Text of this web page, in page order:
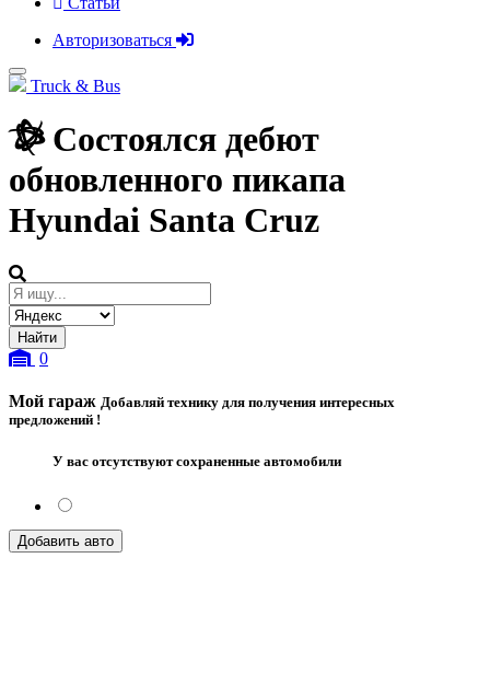
Авторизоваться
Truck & Bus
Состоялся дебют
обновленного пикапа
Hyundai Santa Cruz
0
Мой гараж Добавляй технику для получения интересных
предложений !
У вас отсутствуют сохраненные автомобили
Добавить авто